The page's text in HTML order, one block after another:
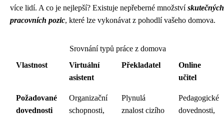
více lidí. A co je nejlepší? Existuje nepřeberné množstvískutečných
pracovních pozic, které lze vykonávat z pohodlí vašeho domova.
Srovnání typů práce z domova
Vlastnost
Virtuální
asistent
Překladatel
Online
učitel
Požadované
dovednosti
Organizační
schopnosti,
Plynulá
znalost cizího
Pedagogické
dovednosti,